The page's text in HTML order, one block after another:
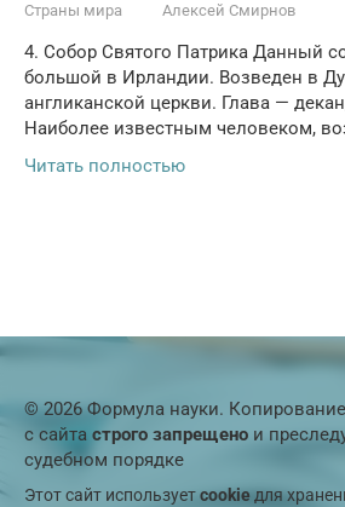
Страны мира Алексей Смирнов
4. Собор Святого Патрика Данный
большой в Ирландии. Возведен в
англиканской церкви. Глава —
Наиболее известным человеком,
Читать полностью
© 2026 Формула науки.
с сайта строго запрещено и
судебном порядке
Этот сайт используетcookieдля